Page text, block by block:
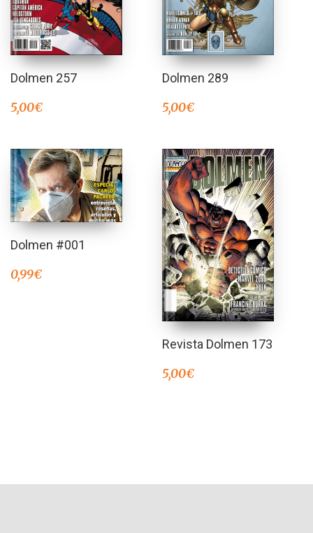
Dolmen 257
5,00€
Dolmen 289
5,00€
Dolmen #001
0,99€
Revista Dolmen 173
5,00€